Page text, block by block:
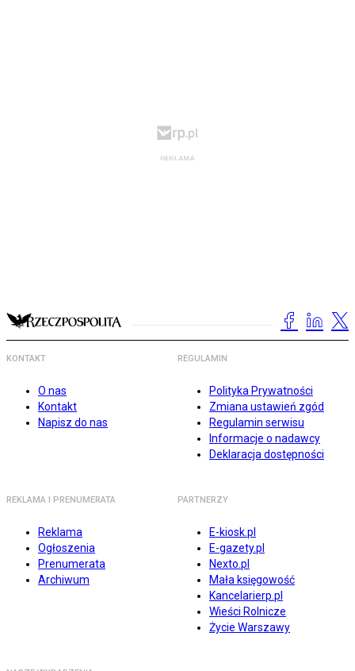
KONTAKT
O nas
Kontakt
Napisz do nas
REGULAMIN
Polityka Prywatności
Zmiana ustawień zgód
Regulamin serwisu
Informacje o nadawcy
Deklaracja dostępności
REKLAMA I PRENUMERATA
Reklama
Ogłoszenia
Prenumerata
Archiwum
PARTNERZY
E-kiosk.pl
E-gazety.pl
Nexto.pl
Mała księgowość
Kancelarierp.pl
Wieści Rolnicze
Życie Warszawy